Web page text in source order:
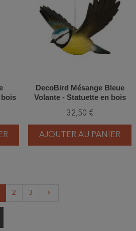
bois
DecoBird Mésange Bleue
Volante - Statuette en bois
32,50 €
AJOUTER AU PANIER
2 3 keyboard_arrow_right